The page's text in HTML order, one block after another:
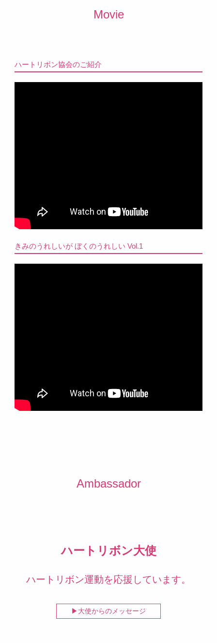
Movie
ハートリボン協会のご紹介
きみのうれしいが ぼくのうれしい Vol.1
Ambassador
ハートリボン大使
ハートリボン運動を応援しています。
大使からのメッセージ